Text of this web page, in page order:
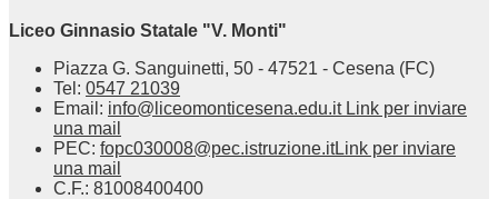
Liceo Ginnasio Statale "V. Monti"
Piazza G. Sanguinetti, 50 - 47521 - Cesena (FC)
Tel: 0547 21039
Email: info@liceomonticesena.edu.it Link per inviare
una mail
PEC: fopc030008@pec.istruzione.itLink per inviare
una mail
C.F.: 81008400400